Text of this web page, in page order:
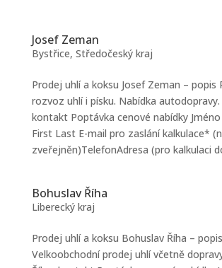
Josef Zeman
Bystřice, Středočeský kraj
Prodej uhlí a koksu Josef Zeman – popis
rozvoz uhlí i písku. Nabídka
kontakt Poptávka cenové nabídky
First Last E-mail pro zaslání kalkulace*
zveřejněn)TelefonAdresa (pro kalkulaci
Bohuslav Říha
Liberecký kraj
Prodej uhlí a koksu Bohuslav Říha – popis
Velkoobchodní prodej uhlí včetně